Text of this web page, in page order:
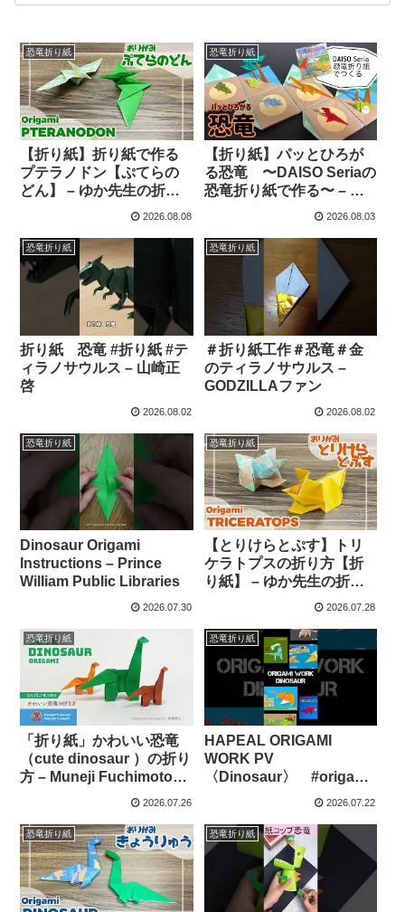
恐竜折り紙
【折り紙】折り紙で作る
プテラノドン【ぷてらの
どん】 – ゆか先生の折り
2026.08.08
恐竜折り紙
【折り紙】パッとひろが
る恐竜 〜DAISO Seriaの
恐竜折り紙で作る〜 – ち
2026.08.03
恐竜折り紙
折り紙 恐竜 #折り紙 #テ
ィラノサウルス – 山崎正
啓
2026.08.02
恐竜折り紙
＃折り紙工作＃恐竜＃金
のティラノサウルス –
GODZILLAファン
2026.08.02
恐竜折り紙
Dinosaur Origami
Instructions – Prince
William Public Libraries
2026.07.30
恐竜折り紙
【とりけらとぷす】トリ
ケラトプスの折り方【折
り紙】 – ゆか先生の折り
2026.07.28
恐竜折り紙
「折り紙」かわいい恐竜
（cute dinosaur ）の折り
方 – Muneji Fuchimoto
ORIGAMI CHANNEL
2026.07.26
恐竜折り紙
HAPEAL ORIGAMI
WORK PV
〈Dinosaur〉 #origami
#折り紙 #恐竜 #shorts –
2026.07.22
恐竜折り紙 恐竜折り紙